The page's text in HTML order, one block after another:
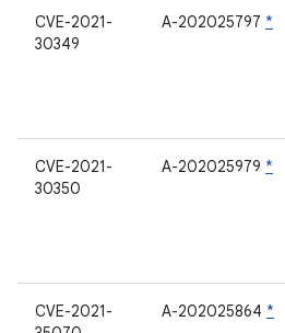
CVE-2021-
30349
A-202025797 *
CVE-2021-
30350
A-202025979 *
CVE-2021-
A-202025864 *